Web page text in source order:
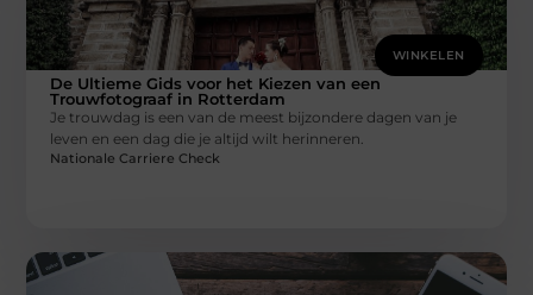
WINKELEN
De Ultieme Gids voor het Kiezen van een
Trouwfotograaf in Rotterdam
Je trouwdag is een van de meest bijzondere dagen van je
leven en een dag die je altijd wilt herinneren.
Nationale Carriere Check